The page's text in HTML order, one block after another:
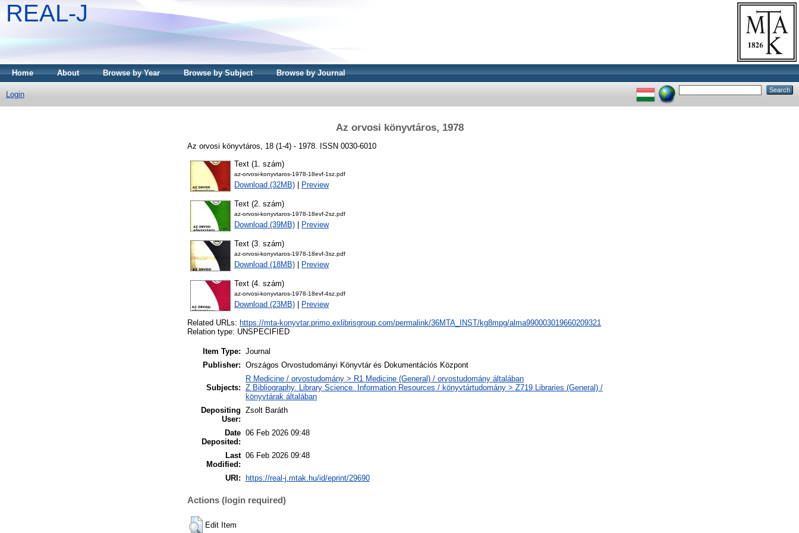
REAL-J
Home About Browse by Year Browse by Subject Browse by Journal
Login
Az orvosi könyvtáros, 1978
Az orvosi könyvtáros, 18 (1-4) - 1978. ISSN 0030-6010
Text (1. szám)
az-orvosi-konyvtaros-1978-18evf-1sz.pdf
Download (32MB) Preview
Text (2. szám)
az-orvosi-konyvtaros-1978-18evf-2sz.pdf
Download (39MB) Preview
Text (3. szám)
az-orvosi-konyvtaros-1978-18evf-3sz.pdf
Download (18MB) Preview
Text (4. szám)
az-orvosi-konyvtaros-1978-18evf-4sz.pdf
Download (23MB) Preview
Related URLs: https://mta-konyvtar.primo.exlibrisgroup.com/permalink/36MTA_INST/kg8mpg/alma990003019660209321
Relation type: UNSPECIFIED
Item Type: Journal
Publisher: Országos Orvostudományi Könyvtár és Dokumentációs Központ
Subjects:
R Medicine / orvostudomány > R1 Medicine (General) / orvostudomány általában
Z Bibliography. Library Science. Information Resources / könyvtártudomány > Z719 Libraries (General) /
könyvtárak általában
Depositing
User:
Zsolt Baráth
Date
Deposited:
06 Feb 2026 09:48
Last
Modified:
06 Feb 2026 09:48
URI: https://real-j.mtak.hu/id/eprint/29690
Actions (login required)
Edit Item